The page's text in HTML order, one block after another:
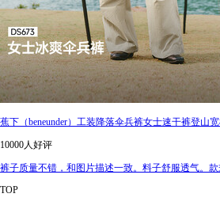
蕉下（beneunder）工装降落伞兵裤女士速干裤登山
10000人好评
裤子质量不错，和图片描述一致。料子舒服透气。款
TOP